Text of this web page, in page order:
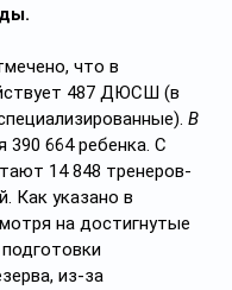
что в
487 ДЮСШ (в
В
390 664 ребенка. С
14 848 тренеров-
Как указано в
на достигнутые
из-за